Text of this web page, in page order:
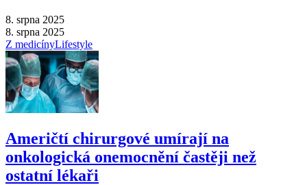
8. srpna 2025
8. srpna 2025
Z medicínyLifestyle
Američtí chirurgové umírají na
onkologická onemocnění častěji než
ostatní lékaři